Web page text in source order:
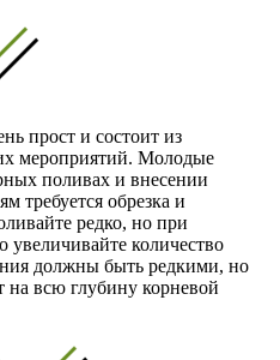
прост и состоит из
мероприятий. Молодые
поливах и внесении
требуется обрезка и
редко, но при
увеличивайте количество
должны быть редкими, но
всю глубину корневой